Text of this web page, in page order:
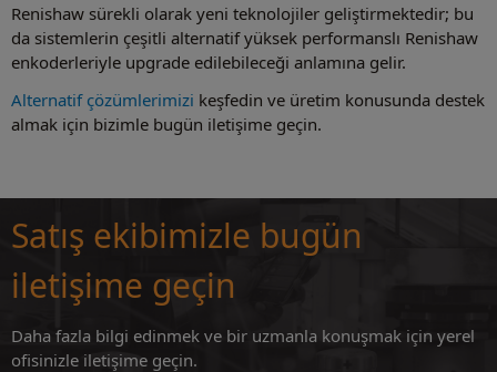
Renishaw sürekli olarak yeni teknolojiler geliştirmektedir; bu
da sistemlerin çeşitli alternatif yüksek performanslı Renishaw
enkoderleriyle upgrade edilebileceği anlamına gelir.
Alternatif çözümlerimizi keşfedin ve üretim konusunda destek
almak için bizimle bugün iletişime geçin.
Satış ekibimizle bugün
iletişime geçin
Daha fazla bilgi edinmek ve bir uzmanla konuşmak için yerel
ofisinizle iletişime geçin.